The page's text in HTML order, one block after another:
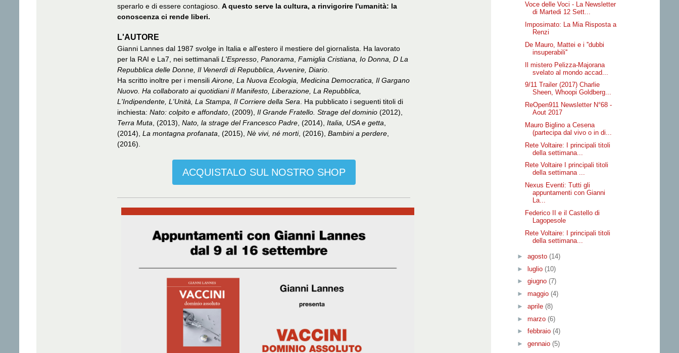
sperarlo e di essere contagioso. A questo serve la cultura, a rinvigorire l'umanità: la
conoscenza ci rende liberi.
L'AUTORE
Gianni Lannes dal 1987 svolge in Italia e all'estero il mestiere del giornalista. Ha lavorato
per la RAI e La7, nei settimanali L'Espresso Panorama Famiglia Cristiana, Io Donna, D La
Repubblica delle Donne, Il Venerdì di Repubblica, Avvenire, Diario
Ha scritto inoltre per i mensili Airone, La Nuova Ecologia, Medicina Democratica, Il Gargano
Nuovo. Ha collaborato ai quotidiani Il Manifesto, Liberazione, La Repubblica,
L'Indipendente, L'Unità, La Stampa, Il Corriere della Sera . Ha pubblicato i seguenti titoli di
inchiesta: Nato: colpito e affondato , (2009), Il Grande Fratello. Strage del dominio (2012),
Terra Muta , (2013), Nato, la strage del Francesco Padre , (2014), Italia, USA e getta
(2014), La montagna profanata , (2015), Nè vivi, né morti, (2016), Bambini a perdere
(2016).
ACQUISTALO SUL NOSTRO SHOP
Voce delle Voci - La Newsletter
di Martedi 12 Sett...
Imposimato: La Mia Risposta a
Renzi
De Mauro, Mattei e i ''dubbi
insuperabili''
Il mistero Pelizza-Majorana
svelato al mondo accad...
9/11 Trailer (2017) Charlie
Sheen, Whoopi Goldberg...
ReOpen911 Newsletter N°68 -
Aout 2017
Mauro Biglino a Cesena
(partecipa dal vivo o in di...
Rete Voltaire: I principali titoli
della settimana...
Rete Voltaire I principali titoli
della settimana ...
Nexus Eventi: Tutti gli
appuntamenti con Gianni
La...
Federico II e il Castello di
Lagopesole
Rete Voltaire: I principali titoli
della settimana...
► agosto (14)
► luglio (10)
► giugno (7)
► maggio (4)
► aprile (8)
► marzo (6)
► febbraio (4)
► gennaio (5)